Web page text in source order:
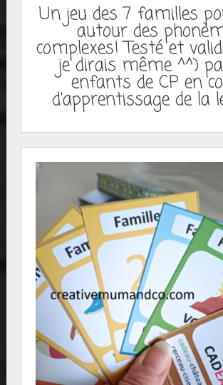
Un jeu des 7 familles
autour des
complexes! Testé et
je dirais même ^^)
enfants de CP en
d'apprentissage de la